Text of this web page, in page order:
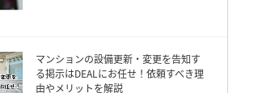
マンションの設備更新・変更を告知す
る掲示はDEALにお任せ！依頼すべき理
由やメリットを解説